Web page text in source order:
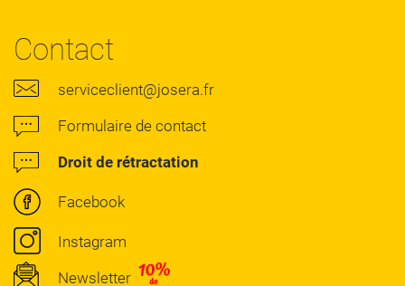
Contact
serviceclient@josera.fr
Formulaire de contact
Droit de rétractation
Facebook
Instagram
Newsletter